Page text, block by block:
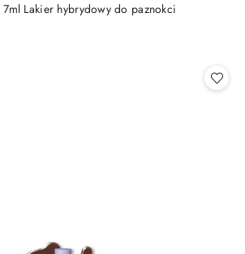
Lakier hybrydowy do paznokci